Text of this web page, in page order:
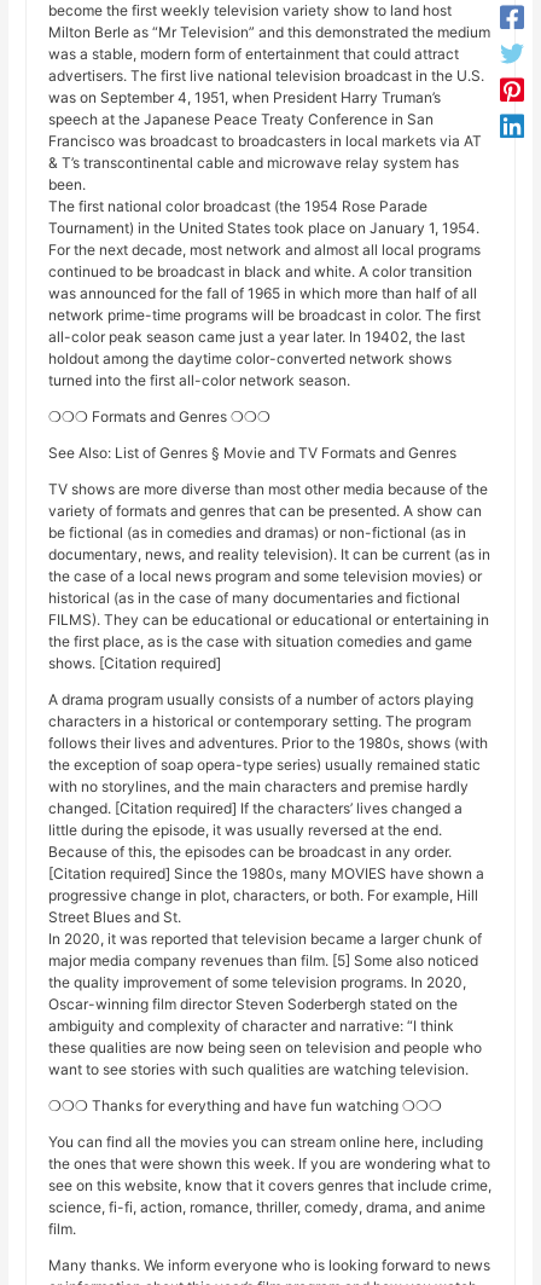
become the first weekly television variety show to land host
Milton Berle as “Mr Television” and this demonstrated the medium
was a stable, modern form of entertainment that could attract
advertisers. The first live national television broadcast in the U.S.
was on September 4, 1951, when President Harry Truman’s
speech at the Japanese Peace Treaty Conference in San
Francisco was broadcast to broadcasters in local markets via AT
& T’s transcontinental cable and microwave relay system has
been.
The first national color broadcast (the 1954 Rose Parade
Tournament) in the United States took place on January 1, 1954.
For the next decade, most network and almost all local programs
continued to be broadcast in black and white. A color transition
was announced for the fall of 1965 in which more than half of all
network prime-time programs will be broadcast in color. The first
all-color peak season came just a year later. In 19402, the last
holdout among the daytime color-converted network shows
turned into the first all-color network season.
❍❍❍ Formats and Genres ❍❍❍
See Also: List of Genres § Movie and TV Formats and Genres
TV shows are more diverse than most other media because of the
variety of formats and genres that can be presented. A show can
be fictional (as in comedies and dramas) or non-fictional (as in
documentary, news, and reality television). It can be current (as in
the case of a local news program and some television movies) or
historical (as in the case of many documentaries and fictional
FILMS). They can be educational or educational or entertaining in
the first place, as is the case with situation comedies and game
shows. [Citation required]
A drama program usually consists of a number of actors playing
characters in a historical or contemporary setting. The program
follows their lives and adventures. Prior to the 1980s, shows (with
the exception of soap opera-type series) usually remained static
with no storylines, and the main characters and premise hardly
changed. [Citation required] If the characters’ lives changed a
little during the episode, it was usually reversed at the end.
Because of this, the episodes can be broadcast in any order.
[Citation required] Since the 1980s, many MOVIES have shown a
progressive change in plot, characters, or both. For example, Hill
Street Blues and St.
In 2020, it was reported that television became a larger chunk of
major media company revenues than film. [5] Some also noticed
the quality improvement of some television programs. In 2020,
Oscar-winning film director Steven Soderbergh stated on the
ambiguity and complexity of character and narrative: “I think
these qualities are now being seen on television and people who
want to see stories with such qualities are watching television.
❍❍❍ Thanks for everything and have fun watching ❍❍❍
You can find all the movies you can stream online here, including
the ones that were shown this week. If you are wondering what to
see on this website, know that it covers genres that include crime,
science, fi-fi, action, romance, thriller, comedy, drama, and anime
film.
Many thanks. We inform everyone who is looking forward to news